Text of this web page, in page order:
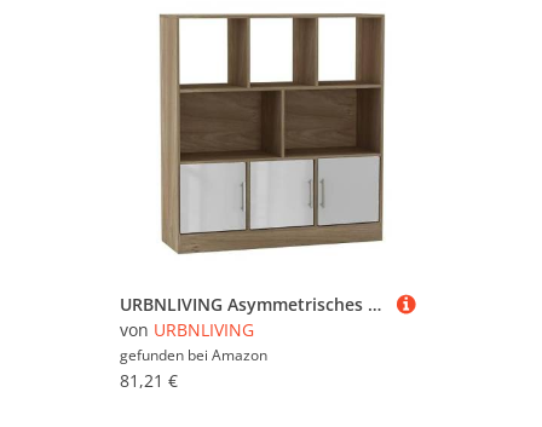
URBNLIVING Asymmetrisches Bücherregal aus Eichenholz, 8 Würfel, freistehender Aufbewahrungsschrank mit 3 Türen, glänzende Türen, Weiß
von URBNLIVING
gefunden bei Amazon
81,21 €